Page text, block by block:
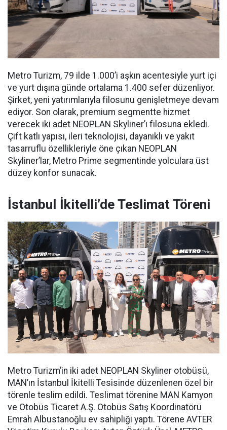
Metro Turizm, 79 ilde 1.000’i aşkın acentesiyle yurt içi
ve yurt dışına günde ortalama 1.400 sefer düzenliyor.
Şirket, yeni yatırımlarıyla filosunu genişletmeye devam
ediyor. Son olarak, premium segmentte hizmet
verecek iki adet NEOPLAN Skyliner’ı filosuna ekledi.
Çift katlı yapısı, ileri teknolojisi, dayanıklı ve yakıt
tasarruflu özellikleriyle öne çıkan NEOPLAN
Skyliner’lar, Metro Prime segmentinde yolculara üst
düzey konfor sunacak.
İstanbul İkitelli’de Teslimat Töreni
Metro Turizm’in iki adet NEOPLAN Skyliner otobüsü,
MAN’ın İstanbul İkitelli Tesisinde düzenlenen özel bir
törenle teslim edildi. Teslimat törenine MAN Kamyon
ve Otobüs Ticaret A.Ş. Otobüs Satış Koordinatörü
Emrah Albustanoğlu ev sahipliği yaptı. Törene AVTER